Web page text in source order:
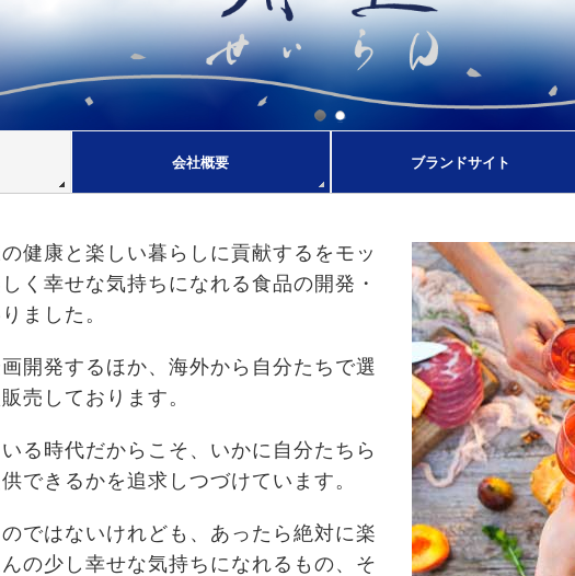
会社概要 ブランドサイト
健康と楽しい暮らしに貢献するをモッ
く幸せな気持ちになれる食品の開発・
ました。
開発するほか、海外から自分たちで選
売しております。
る時代だからこそ、いかに自分たちら
できるかを追求しつづけています。
ではないけれども、あったら絶対に楽
の少し幸せな気持ちになれるもの、そ